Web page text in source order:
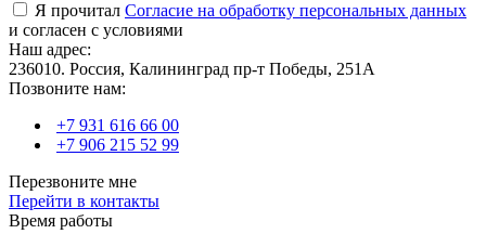
Я прочитал Согласие на обработку персональных данных
и согласен с условиями
Наш адрес:
236010. Россия, Калининград пр-т Победы, 251А
Позвоните нам:
+7 931 616 66 00
+7 906 215 52 99
Перезвоните мне
Перейти в контакты
Время работы